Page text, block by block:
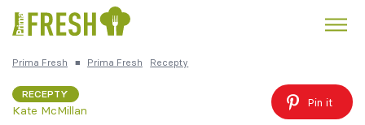
Česká kuchyně
Prima Fresh ■ Prima Fresh Recepty
RECEPTY
Kate McMillan
Pin it